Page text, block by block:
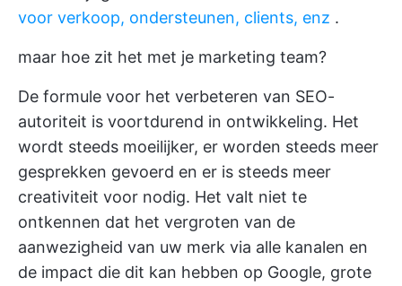
voor verkoop, ondersteunen, clients, enz .
maar hoe zit het met je marketing team?
De formule voor het verbeteren van SEO-
autoriteit is voortdurend in ontwikkeling. Het
wordt steeds moeilijker, er worden steeds meer
gesprekken gevoerd en er is steeds meer
creativiteit voor nodig. Het valt niet te
ontkennen dat het vergroten van de
aanwezigheid van uw merk via alle kanalen en
de impact die dit kan hebben op Google, grote